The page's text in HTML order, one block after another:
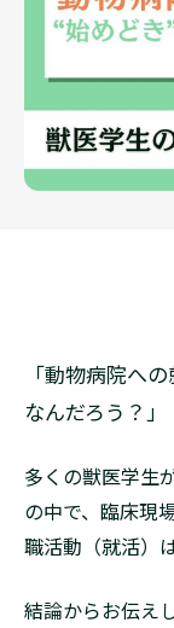
「動物病院へ
なんだろう？」
多くの獣医学生
の中で、臨床現
職活動（就活）は
結論からお伝え